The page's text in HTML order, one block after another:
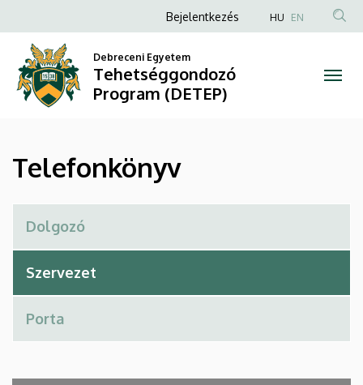
Telefonkönyv
Tehetséggondozó
Program
(DETEP)
a
tartalomra
Anonim
fiók
menüje
Bejelentkezés HU EN
Debreceni Egyetem
Tehetséggondozó
Program (DETEP)
Telefonkönyv